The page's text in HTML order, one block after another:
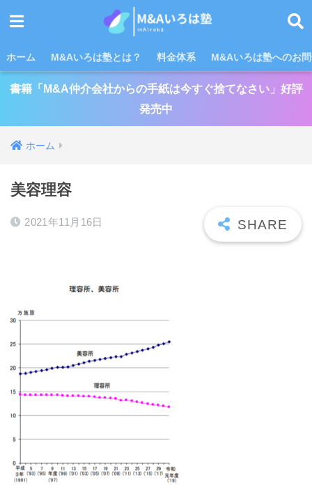
ホーム M&Aいろは塾とは？ 料金体系 M&Aいろは塾へのお
書籍「M&A仲介会社からの手紙は今すぐ捨てなさい」好評
発売中
ホーム
美容理容
2021年11月16日